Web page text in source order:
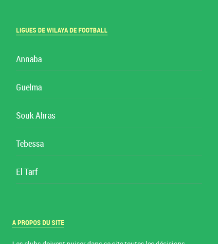
LIGUES DE WILAYA DE FOOTBALL
Annaba
Guelma
Souk Ahras
Tebessa
El Tarf
A PROPOS DU SITE